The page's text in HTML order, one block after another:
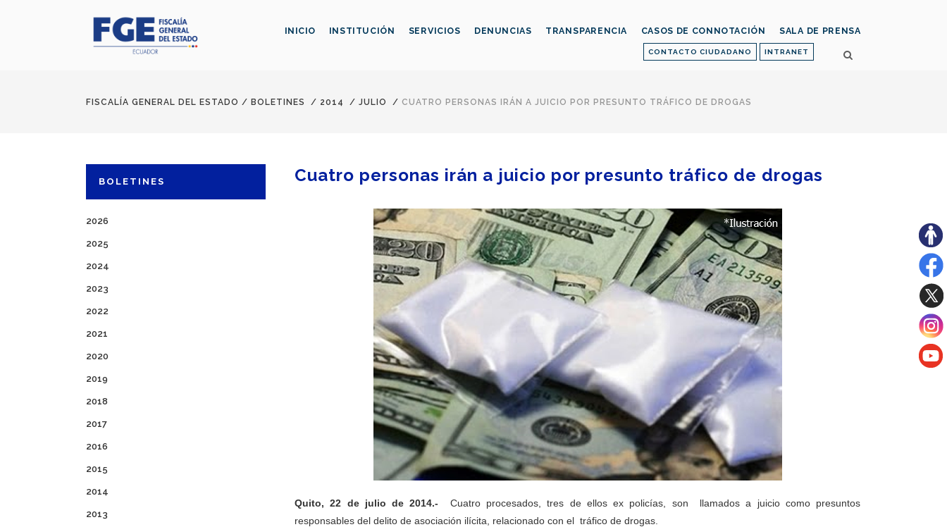
CONTACTO CIUDADANO INTRANET
INICIO INSTITUCIÓN SERVICIOS DENUNCIAS TRANSPARENCIA CASOS DE CONNOTACIÓN SALA DE PRENSA
FISCALÍA GENERAL DEL ESTADO / BOLETINES / 2014 / JULIO / CUATRO PERSONAS IRÁN A JUICIO POR PRESUNTO TRÁFICO DE DROGAS
BOLETINES
2026
2025
2024
2023
2022
2021
2020
2019
2018
2017
2016
2015
2014
2013
Cuatro personas irán a juicio por presunto tráfico de drogas
Quito, 22 de julio de 2014.-
Cuatro procesados, tres de ellos ex policías, son llamados a juicio como presuntos
responsables del delito de asociación ilícita, relacionado con el tráfico de drogas.